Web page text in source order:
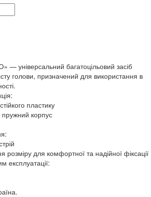
— універсальний багатоцільовий засіб
голови, призначений для використання в
пластику
корпус
для комфортної та надійної фіксації
експлуатації: